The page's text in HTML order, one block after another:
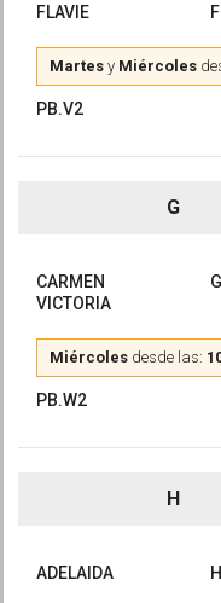
FLAVIE
Martes y Miércoles
PB.V2
G
CARMEN
VICTORIA
Miércoles desde las:
PB.W2
H
ADELAIDA